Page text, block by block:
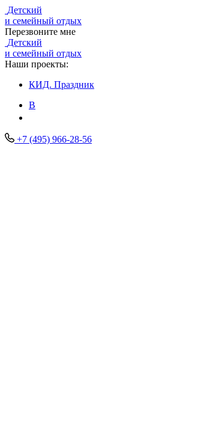
Детский
и семейный отдых
Перезвоните мне
Детский
и семейный отдых
Наши проекты:
КИД. Праздник
В
+7 (495) 966-28-56